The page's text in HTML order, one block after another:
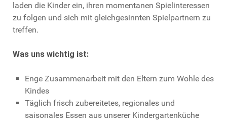
laden die Kinder ein, ihren momentanen Spielinteressen
zu folgen und sich mit gleichgesinnten Spielpartnern zu
treffen.
Was uns wichtig ist:
Enge Zusammenarbeit mit den Eltern zum Wohle des
Kindes
Täglich frisch zubereitetes, regionales und
saisonales Essen aus unserer Kindergartenküche